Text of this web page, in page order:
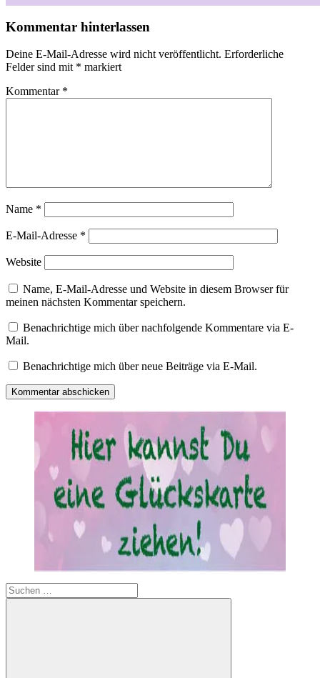
Kommentar hinterlassen
Deine E-Mail-Adresse wird nicht veröffentlicht. Erforderliche
Felder sind mit * markiert
Kommentar *
Name *
E-Mail-Adresse *
Website
Name, E-Mail-Adresse und Website in diesem Browser für
meinen nächsten Kommentar speichern.
Benachrichtige mich über nachfolgende Kommentare via E-
Mail.
Benachrichtige mich über neue Beiträge via E-Mail.
Suchen
nach: